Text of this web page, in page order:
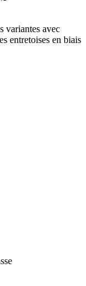
variantes avec
entretoises en biais